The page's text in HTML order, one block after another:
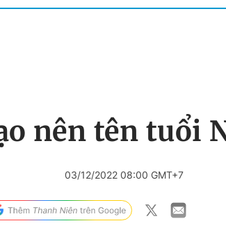
nên tên tuổi
03/12/2022 08:00 GMT+7